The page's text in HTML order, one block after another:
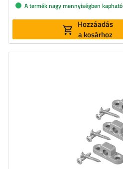
A termék nagy mennyiségben kapható
Hozzáadás
a kosárhoz